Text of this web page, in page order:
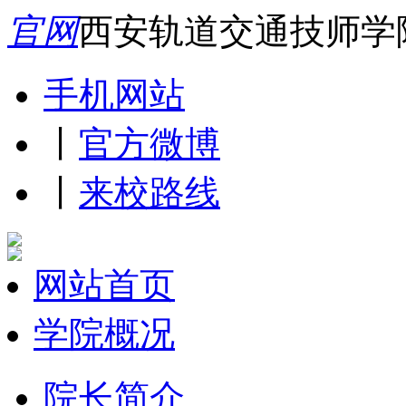
官网西安轨道交通技师
手机网站
官方微博
来校路线
网站首页
学院概况
院长简介